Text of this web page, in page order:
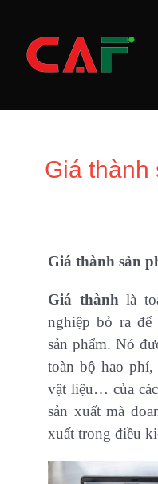
content
Giá thành
Giá thành sản
Giá thànhlà
nghiệp bỏ ra để
sản phẩm. Nó
toàn bộ hao
vật liệu… của
sản xuất mà
xuất trong điều